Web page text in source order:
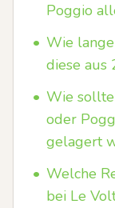
Poggio
• Wie
diese aus
• Wie
oder
gelagert
• Welche
bei Le